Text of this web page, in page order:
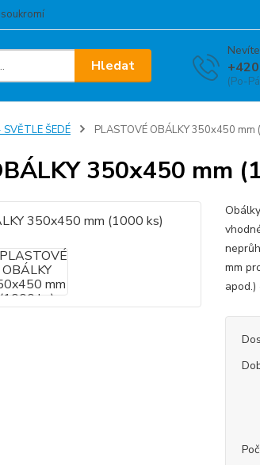
Hledat
(Po-
ŠEDÉ PLASTOVÉ OBÁLKY 350x450 mm
350x450 mm
mm